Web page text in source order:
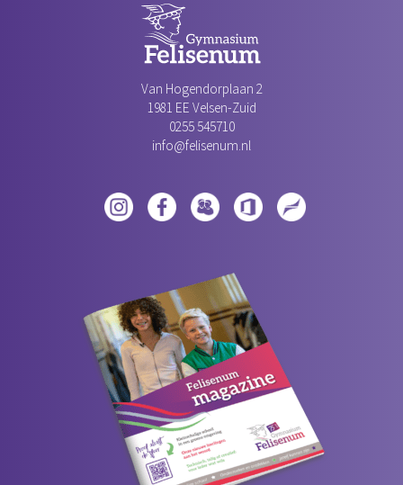
Van Hogendorplaan 2
1981 EE Velsen-Zuid‎
0255 545710
info@felisenum.nl